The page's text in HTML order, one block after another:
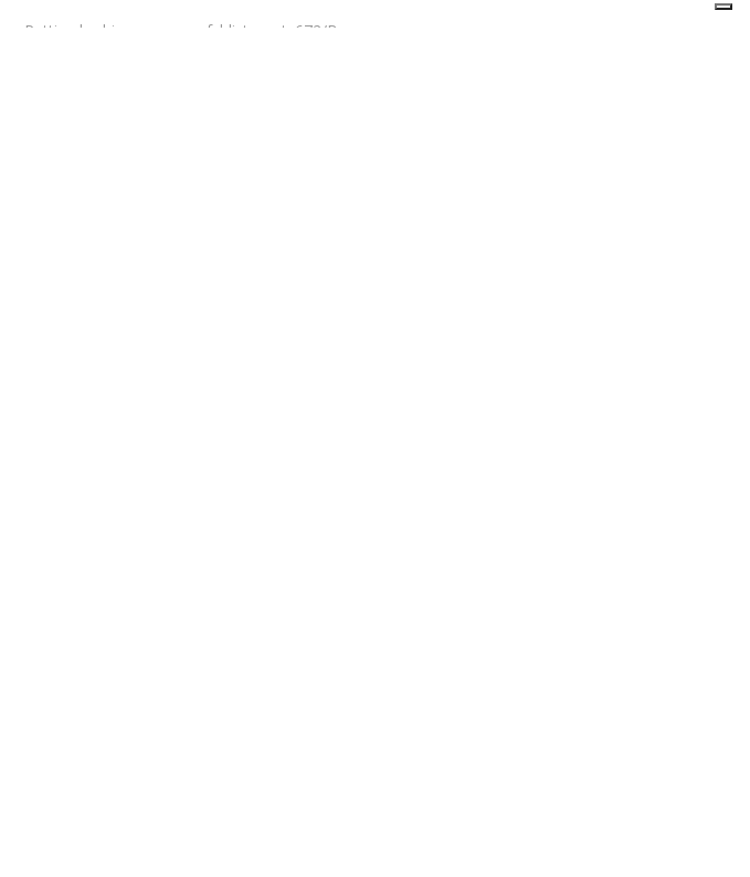
Pettine barbiere nero conf. blister art. 672/B